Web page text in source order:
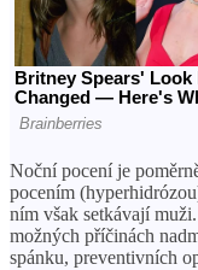
Noční pocení je
pocením
ním však setkávají
možných příčinách
spánku, preventivních